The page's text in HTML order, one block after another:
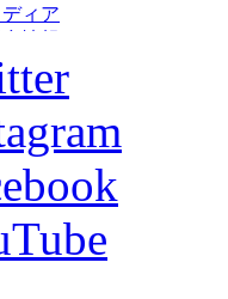
ディア
ッズ
ンコミュニティ
ムタウン
ラム
他
27トップチーム
27トップチームスタッフ